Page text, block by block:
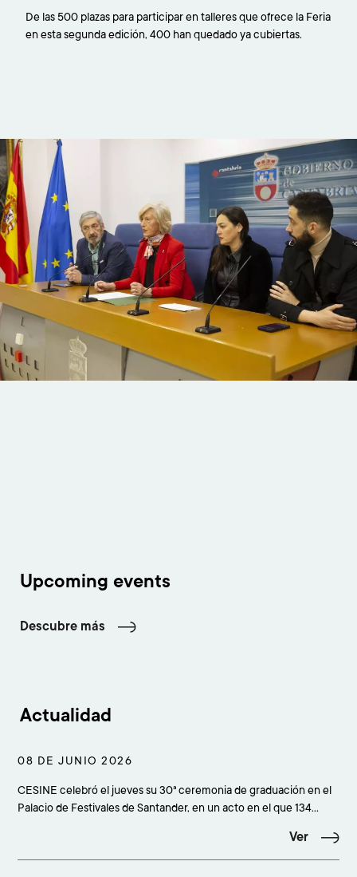
De las 500 plazas para participar en talleres que ofrece la Feria
en esta segunda edición, 400 han quedado ya cubiertas.
Upcoming events
Descubre más
Actualidad
08 DE JUNIO 2026
CESINE celebró el jueves su 30ª ceremonia de graduación en el
Palacio de Festivales de Santander, en un acto en el que 134
más de 500 personas entre alumnado, familiares, amigos,
profesorado, equipo académico, staff y rep
Ver